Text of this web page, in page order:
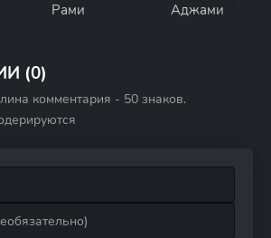
Рами Аджами
(0)
комментария - 50 знаков.